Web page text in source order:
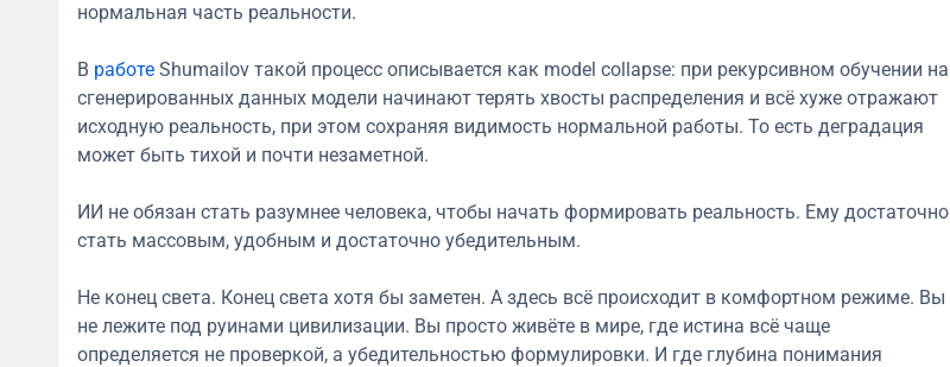
нормальная часть реальности.
В работе Shumailov такой процесс описывается как model collapse: при рекурсивном обучении на
сгенерированных данных модели начинают терять хвосты распределения и всё хуже отражают
исходную реальность, при этом сохраняя видимость нормальной работы. То есть деградация
может быть тихой и почти незаметной.
ИИ не обязан стать разумнее человека, чтобы начать формировать реальность. Ему достаточно
стать массовым, удобным и достаточно убедительным.
Не конец света. Конец света хотя бы заметен. А здесь всё происходит в комфортном режиме. Вы
не лежите под руинами цивилизации. Вы просто живёте в мире, где истина всё чаще
определяется не проверкой, а убедительностью формулировки. И где глубина понимания